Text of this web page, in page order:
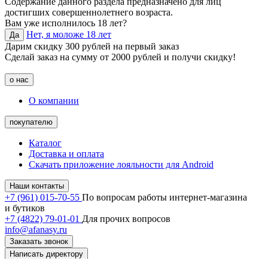
достигших совершеннолетнего возраста.
Вам уже исполнилось 18 лет?
Да
Нет, я моложе 18 лет
Дарим скидку 300 рублей на первый заказ
Сделай заказ на сумму от 2000 рублей и получи скидку!
о нас
О компании
покупателю
Каталог
Доставка и оплата
Скачать приложение лояльности для Android
Наши контакты
+7 (961) 015-70-55 По вопросам работы интернет-магазина
и бутиков
+7 (4822) 79-01-01 Для прочих вопросов
info@afanasy.ru
Заказать звонок
Написать директору